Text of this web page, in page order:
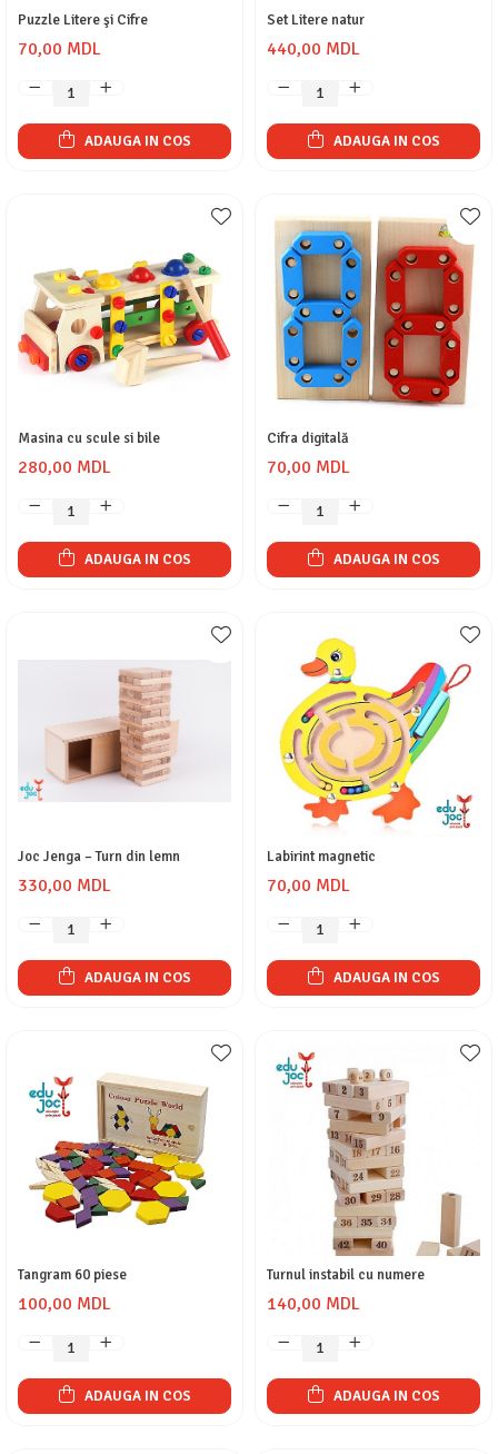
Puzzle Litere şi Cifre
70,00 MDL
ADAUGA IN COS
Set Litere natur
440,00 MDL
ADAUGA IN COS
Masina cu scule si bile
280,00 MDL
ADAUGA IN COS
Cifra digitală
70,00 MDL
ADAUGA IN COS
Joc Jenga – Turn din lemn
330,00 MDL
ADAUGA IN COS
Labirint magnetic
70,00 MDL
ADAUGA IN COS
Tangram 60 piese
100,00 MDL
ADAUGA IN COS
Turnul instabil cu numere
140,00 MDL
ADAUGA IN COS